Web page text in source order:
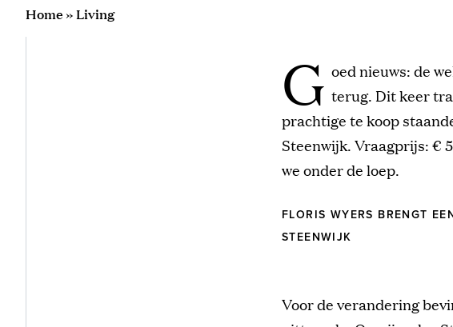
Home»Living
G oed nieuws: de
terug. Dit keer
prachtige te koop
Steenwijk. Vraagprijs: €
we onder de loep.
FLORIS WYERS BRENGT
STEENWIJK
Voor de verandering